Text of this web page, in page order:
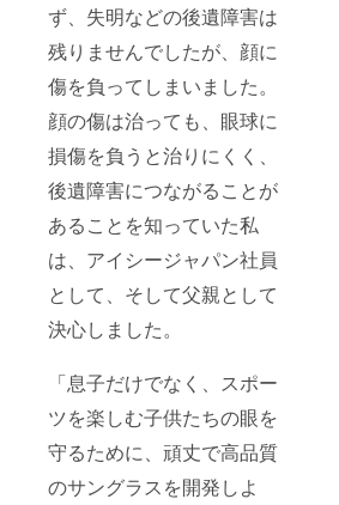
ず、失明などの後遺障害は
残りませんでしたが、顔に
傷を負ってしまいました。
顔の傷は治っても、眼球に
損傷を負うと治りにくく、
後遺障害につながることが
あることを知っていた私
は、アイシージャパン社員
として、そして父親として
決心しました。
「息子だけでなく、スポー
ツを楽しむ子供たちの眼を
守るために、頑丈で高品質
のサングラスを開発しよ